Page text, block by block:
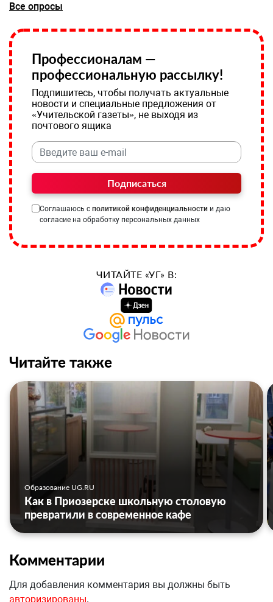
Все опросы
Профессионалам —
профессиональную рассылку!
Подпишитесь, чтобы получать актуальные
новости и специальные предложения от
«Учительской газеты», не выходя из
почтового ящика
Подписаться
Соглашаюсь с политикой конфиденциальности и даю
согласие на обработку персональных данных
ЧИТАЙТЕ «УГ» В:
Читайте также
Образование UG.RU
Как в Приозерске школьную столовую
превратили в современное кафе
Комментарии
Для добавления комментария вы должны быть
авторизированы.